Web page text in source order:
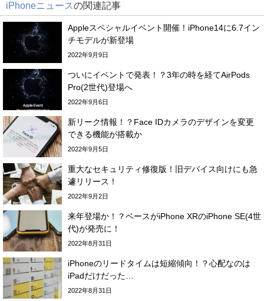
iPhoneニュースの関連記事
Appleスペシャルイベント開催！iPhone14に6.7イン
チモデルが新登場
2022年9月9日
ついにイベントで発表！？3年の時を経てAirPods
Pro(2世代)登場へ
2022年9月6日
新リーク情報！？Face IDカメラのデザインを変更
できる機能が搭載か
2022年9月5日
重大なセキュリティ修復版！旧デバイス向けにも急
遽リリース！
2022年9月2日
来年登場か！？ベースがiPhone XRのiPhone SE(4世
代)が発売に！
2022年8月31日
iPhoneのリードタイムは短縮傾向！？心配なのは
iPadだけだった…
2022年8月31日